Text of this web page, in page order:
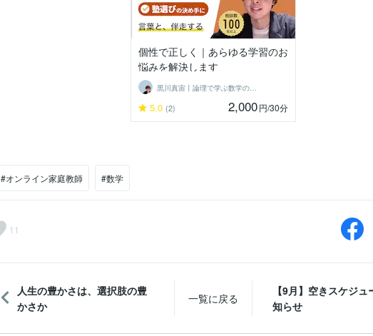
個性で正しく｜あらゆる学習のお
悩みを解決します
黒川真宙丨論理で学ぶ数学の個別指導
5.0 (2) 2,000円/30分
#オンライン家庭教師 #数学
11
人生の豊かさは、選択肢の豊
かさか
一覧に戻る
【9月】空きスケジュ
知らせ